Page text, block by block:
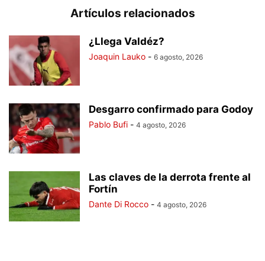
Artículos relacionados
¿Llega Valdéz?
Joaquin Lauko - 6 agosto, 2026
Desgarro confirmado para Godoy
Pablo Bufi - 4 agosto, 2026
Las claves de la derrota frente al
Fortín
Dante Di Rocco - 4 agosto, 2026